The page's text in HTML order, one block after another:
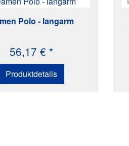
Polo - langarm
56,17 € *
Produktdetails